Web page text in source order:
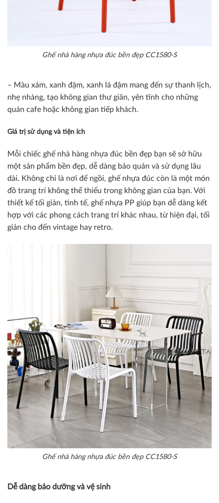
Ghế nhà hàng nhựa đúc bền đẹp CC1580-S
– Màu xám, xanh đậm, xanh lá đậm mang đến sự thanh lịch,
nhẹ nhàng, tạo không gian thư giãn, yên tĩnh cho những
quán cafe hoặc không gian tiếp khách.
Giá trị sử dụng và tiện ích
Mỗi chiếc ghế nhà hàng nhựa đúc bền đẹp bạn sẽ sở hữu
một sản phẩm bền đẹp, dễ dàng bảo quản và sử dụng lâu
dài. Không chỉ là nơi để ngồi, ghế nhựa đúc còn là một món
đồ trang trí không thể thiếu trong không gian của bạn. Với
thiết kế tối giản, tinh tế, ghế nhựa PP giúp bạn dễ dàng kết
hợp với các phong cách trang trí khác nhau, từ hiện đại, tối
giản cho đến vintage hay retro.
Ghế nhà hàng nhựa đúc bền đẹp CC1580-S
Dễ dàng bảo dưỡng và vệ sinh